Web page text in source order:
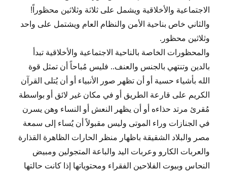
الاجتماعية والأخلاقية ويشمل على ثلاثة وثلاثين محظوراً!
والثاني خاص بناحية الأمن والنظام العام ويشتمل على واحد
وثلاثين محظور.
والمحظورات الخاصة بالناحية الاجتماعية والأخلاقية تبدأ
بالدين وتنتهي بالجنس والعنف.. فليس مُباحاً أن تمثل قوة
الله بأشياء حسية أو أن تظهر صور الأنبياء أو أن يُتلى القرآن
الكريم على قارعة الطريق أو في مكان غير لائق أو بواسطة
مُقرئ مرتد حذاءه أو أن يظهر النعش أو النساء وهن يسرن
في الجنازات وراء الموتى وليس مقبولاً أن يُساء إلى سمعة
مصر والبلاد الشقيقة باظهار منظر الحارات الظاهرة القذارة
والعربات الكارو وعربات اليد والباعة المتجولين ومبيض
النحاس وبيوت الفلاحين الفقراء ومحتوياتها إذا كانت حالتها